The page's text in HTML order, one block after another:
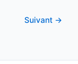
Suivant →